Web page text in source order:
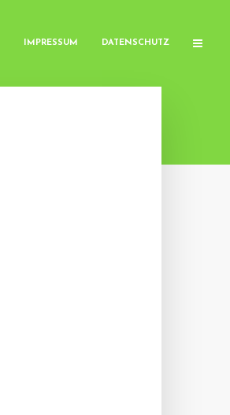
IMPRESSUM DATENSCHUTZ